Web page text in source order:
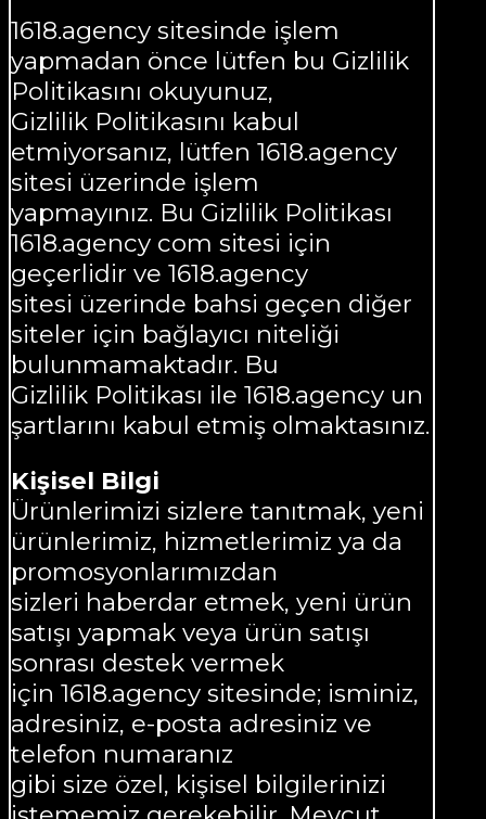
1618.agency sitesinde işlem
yapmadan önce lütfen bu Gizlilik
Politikasını okuyunuz,
Gizlilik Politikasını kabul
etmiyorsanız, lütfen 1618.agency
sitesi üzerinde işlem
yapmayınız. Bu Gizlilik Politikası
1618.agency com sitesi için
geçerlidir ve 1618.agency
sitesi üzerinde bahsi geçen diğer
siteler için bağlayıcı niteliği
bulunmamaktadır. Bu
Gizlilik Politikası ile 1618.agency un
şartlarını kabul etmiş olmaktasınız.
Kişisel Bilgi
Ürünlerimizi sizlere tanıtmak, yeni
ürünlerimiz, hizmetlerimiz ya da
promosyonlarımızdan
sizleri haberdar etmek, yeni ürün
satışı yapmak veya ürün satışı
sonrası destek vermek
için 1618.agency sitesinde; isminiz,
adresiniz, e-posta adresiniz ve
telefon numaranız
gibi size özel, kişisel bilgilerinizi